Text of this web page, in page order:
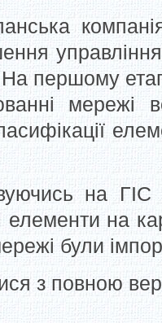
першому
мережі
на
елементи на
були
з повною